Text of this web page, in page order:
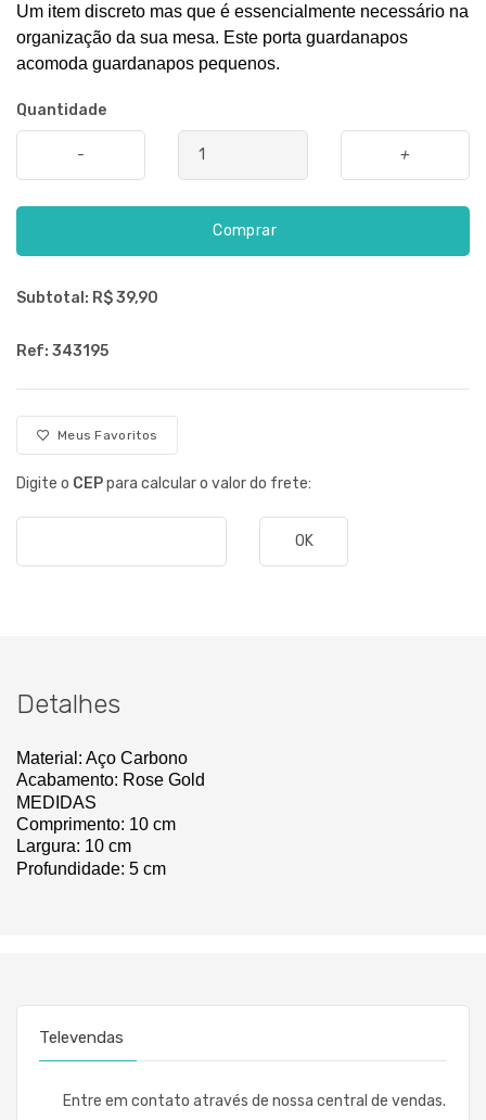
Um item discreto mas que é essencialmente necessário na
organização da sua mesa. Este porta guardanapos
acomoda guardanapos pequenos.
Quantidade
- +
Comprar
Subtotal: R$39,90
Ref: 343195
Meus Favoritos
Digite o CEPpara calcular o valor do frete:
OK
Detalhes
Material: Aço Carbono
Acabamento: Rose Gold
MEDIDAS
Comprimento: 10 cm
Largura: 10 cm
Profundidade: 5 cm
Televendas
Entre em contato através de nossa central de vendas.